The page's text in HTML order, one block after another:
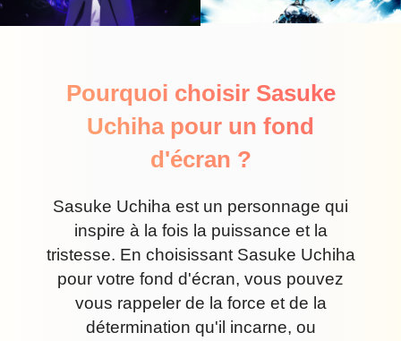
Pourquoi choisir Sasuke
Uchiha pour un fond
d'écran ?
Sasuke Uchiha est un personnage qui
inspire à la fois la puissance et la
tristesse. En choisissant Sasuke Uchiha
pour votre fond d'écran, vous pouvez
vous rappeler de la force et de la
détermination qu'il incarne, ou